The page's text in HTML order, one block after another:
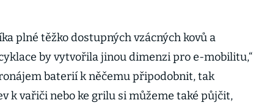
plné těžko dostupných vzácných kovů a
by vytvořila jinou dimenzi pro e-mobilitu,“
baterií k něčemu připodobnit, tak
k vařiči nebo ke grilu si můžeme také půjčit,